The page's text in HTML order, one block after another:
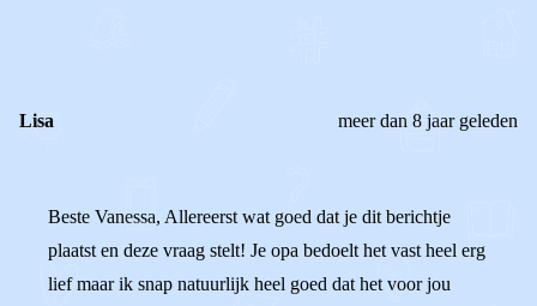
Lisa meer dan 8 jaar geleden
Beste Vanessa, Allereerst wat goed dat je dit berichtje
plaatst en deze vraag stelt! Je opa bedoelt het vast heel erg
lief maar ik snap natuurlijk heel goed dat het voor jou